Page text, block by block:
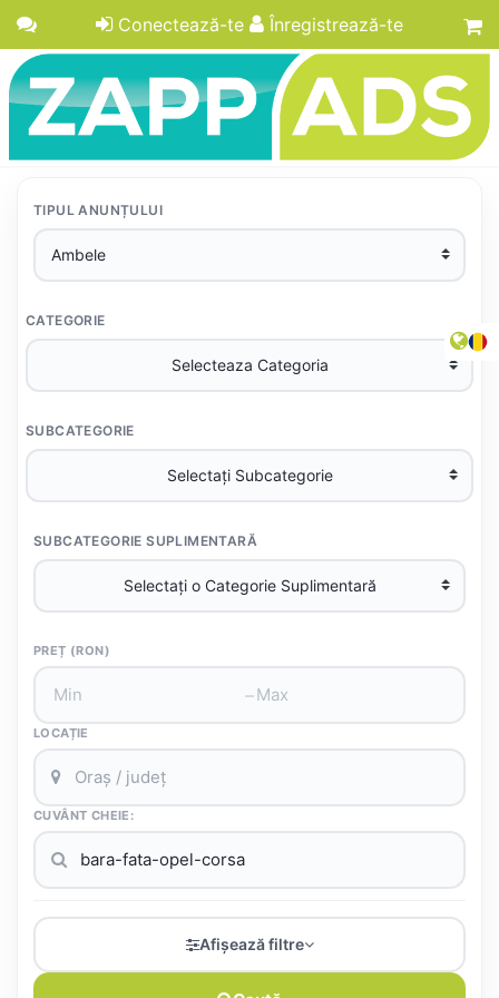
Conectează-te Înregistrează-te
TIPUL ANUNȚULUI
CATEGORIE
SUBCATEGORIE
SUBCATEGORIE SUPLIMENTARĂ
PREȚ (RON)
–
LOCAȚIE
CUVÂNT CHEIE:
Afișează filtre